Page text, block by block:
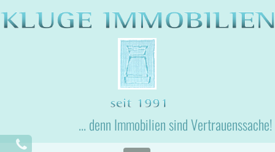
... denn Immobilien sind Vertrauenssache!